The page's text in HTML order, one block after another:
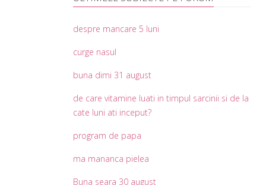
despre mancare 5 luni
curge nasul
buna dimi 31 august
de care vitamine luati in timpul sarcinii si de la
cate luni ati inceput?
program de papa
ma mananca pielea
Buna seara 30 august